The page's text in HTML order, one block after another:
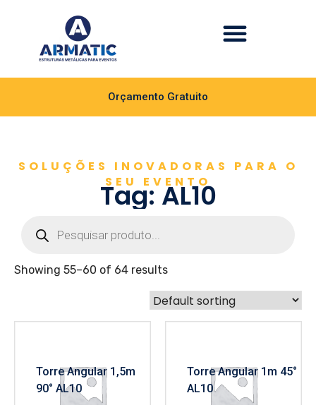
Orçamento Gratuito
SOLUÇÕES INOVADORAS PARA O
SEU EVENTO
Tag: AL10
Showing 55–60 of 64 results
Torre Angular 1,5m
90° AL10
Torre Angular 1m 45°
AL10